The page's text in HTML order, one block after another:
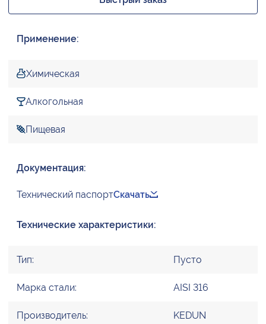
Применение:
Химическая
Алкогольная
Пищевая
Документация:
Технический паспортСкачать
Технические характеристики:
Тип: Пусто
Марка стали: AISI 316
Производитель: KEDUN